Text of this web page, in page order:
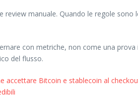
manuale. Quando le regole
con metriche, non come una
del flusso.
accettare Bitcoin e stablecoin al